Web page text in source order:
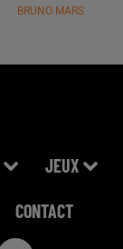
BRUNO MARS
JEUX
CONTACT